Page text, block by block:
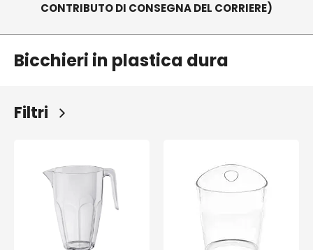
CONTRIBUTO DI CONSEGNA DEL CORRIERE)
Bicchieri in plastica dura
Filtri